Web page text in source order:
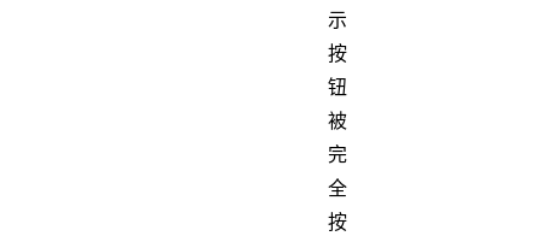
示
按
钮
被
完
全
按